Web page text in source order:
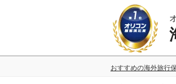
おすすめの海外旅行